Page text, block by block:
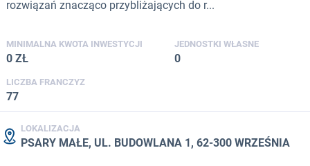
rozwiązań znacząco przybliżających do r...
MINIMALNA KWOTA INWESTYCJI
0 ZŁ
JEDNOSTKI WŁASNE
0
LICZBA FRANCZYZ
77
LOKALIZACJA
PSARY MAŁE, UL. BUDOWLANA 1, 62-300 WRZEŚNIA